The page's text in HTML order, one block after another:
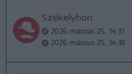
Székelyhon
2026. március 25., 14:37
2026. március 25., 14:38